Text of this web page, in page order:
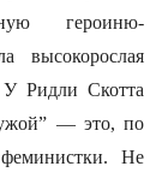
героиню-
высокорослая
Ридли Скотта
— это, по
Не